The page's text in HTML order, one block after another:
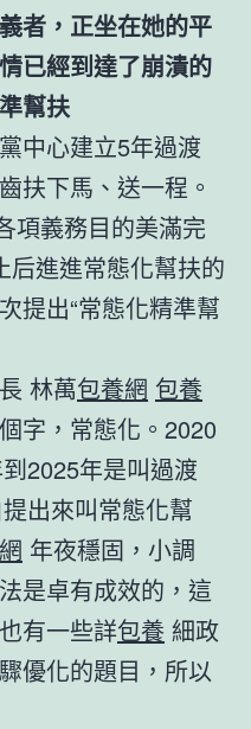
者，正坐在她的平
已經到達了崩潰的
幫扶
中心建立5年過渡
扶下馬、送一程。
項義務目的美滿完
后進進常態化幫扶的
提出“常態化精準幫
林萬包養網 包養
字，常態化。2020
2025年是叫過渡
出來叫常態化幫
年夜穩固，小調
是卓有成效的，這
有一些詳包養 細政
優化的題目，所以